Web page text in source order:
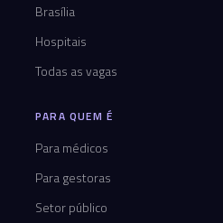
Brasília
Hospitais
Todas as vagas
PARA QUEM É
Para médicos
Para gestoras
Setor público